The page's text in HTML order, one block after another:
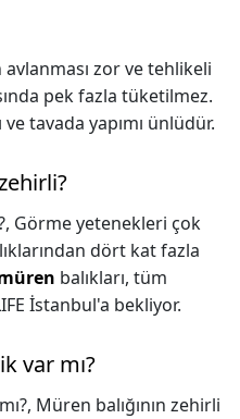
zor ve tehlikeli
pek fazla tüketilmez.
ve tavada yapımı ünlüdür.
Görme yetenekleri çok
dört kat fazla
balıkları, tüm
İstanbul'a bekliyor.
var mı?
Müren balığının zehirli